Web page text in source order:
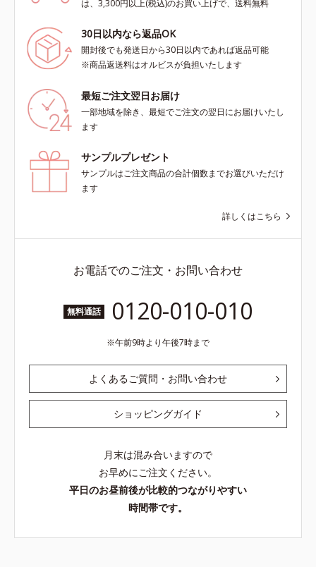
は、3,300円以上(税込)のお買い上げで、送料無料
30日以内なら返品OK
開封後でも発送日から30日以内であれば返品可能
※商品返送料はオルビスが負担いたします
最短ご注文翌日お届け
一部地域を除き、最短でご注文の翌日にお届けいたし
ます
サンプルプレゼント
サンプルはご注文商品の合計個数までお選びいただけ
ます
詳しくはこちら
お電話でのご注文・お問い合わせ
無料通話 0120-010-010
午前9時より午後7時まで
よくあるご質問・お問い合わせ
ショッピングガイド
月末は混み合いますので
お早めにご注文ください。
平日のお昼前後が比較的つながりやすい
時間帯です。